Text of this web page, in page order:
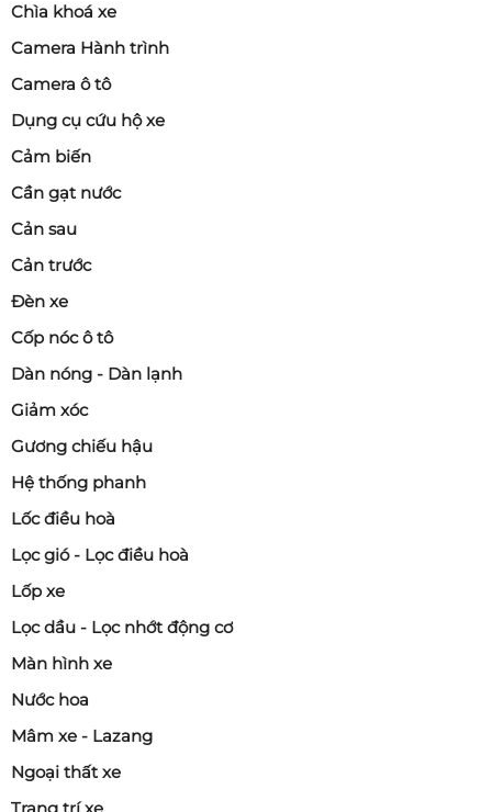
Chìa khoá xe
Camera Hành trình
Camera ô tô
Dụng cụ cứu hộ xe
Cảm biến
Cần gạt nước
Cản sau
Cản trước
Đèn xe
Cốp nóc ô tô
Dàn nóng - Dàn lạnh
Giảm xóc
Gương chiếu hậu
Hệ thống phanh
Lốc điều hoà
Lọc gió - Lọc điều hoà
Lốp xe
Lọc dầu - Lọc nhớt động cơ
Màn hình xe
Nước hoa
Mâm xe - Lazang
Ngoại thất xe